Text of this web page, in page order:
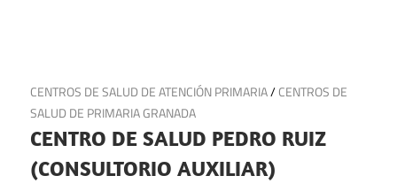
4 de julio de 2025
CENTROS DE SALUD DE ATENCIÓN PRIMARIA/CENTROS DE
SALUD DE PRIMARIA GRANADA
CENTRO DE SALUD PEDRO RUIZ
(CONSULTORIO AUXILIAR)